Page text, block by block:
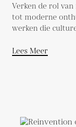
Verken de rol
tot moderne
werken die
Lees Meer